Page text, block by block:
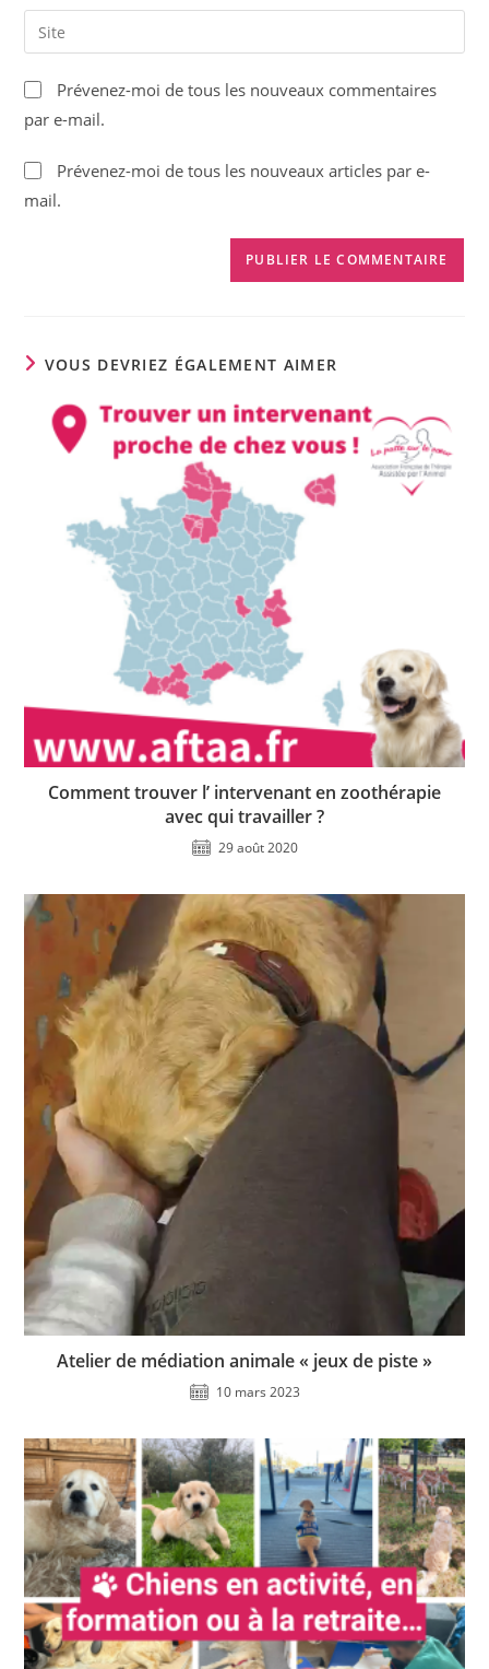
comment
email
address
comment
Saisir
l’URL
de
votre
site
(facultatif)
Prévenez-moi de tous les nouveaux commentaires
par e-mail.
Prévenez-moi de tous les nouveaux articles par e-
mail.
VOUS DEVRIEZ ÉGALEMENT AIMER
Comment trouver l’ intervenant en zoothérapie
avec qui travailler ?
29 août 2020
Atelier de médiation animale « jeux de piste »
10 mars 2023